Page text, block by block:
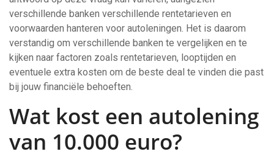
verschillende banken verschillende rentetarieven en
voorwaarden hanteren voor autoleningen. Het is daarom
verstandig om verschillende banken te vergelijken en te
kijken naar factoren zoals rentetarieven, looptijden en
eventuele extra kosten om de beste deal te vinden die past
bij jouw financiële behoeften.
Wat kost een autolening
van 10.000 euro?